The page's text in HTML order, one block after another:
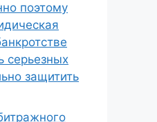
поэтому
серьезных
защитить